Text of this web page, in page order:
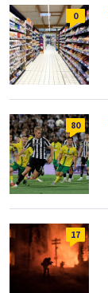
0
80
17